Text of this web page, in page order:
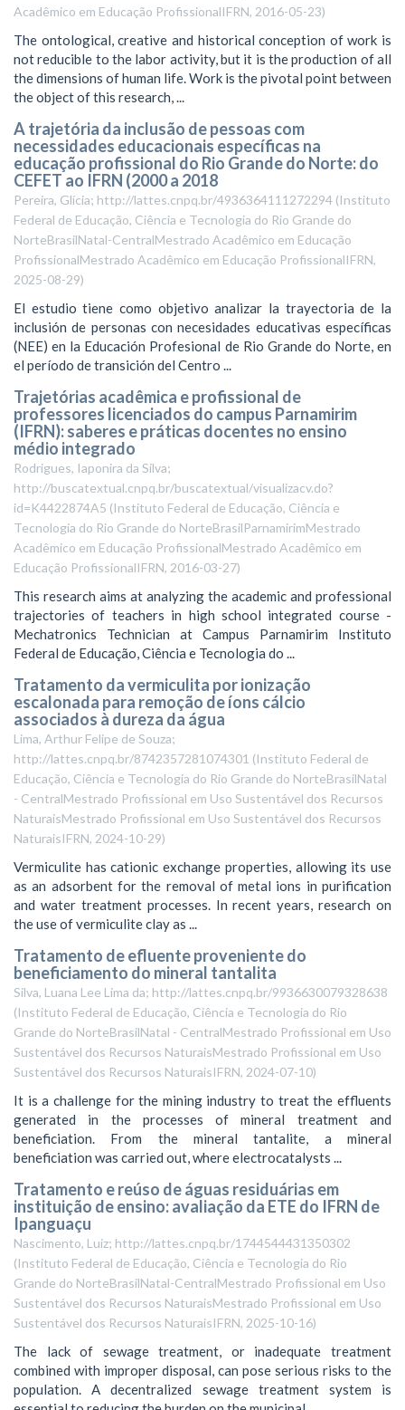
Acadêmico em Educação ProfissionalIFRN, 2016-05-23)
The ontological, creative and historical conception of work is
not reducible to the labor activity, but it is the production of all
the dimensions of human life. Work is the pivotal point between
the object of this research, ...
A trajetória da inclusão de pessoas com
necessidades educacionais específicas na
educação profissional do Rio Grande do Norte: do
CEFET ao IFRN (2000 a 2018
Pereira, Glícia; http://lattes.cnpq.br/4936364111272294 (Instituto
Federal de Educação, Ciência e Tecnologia do Rio Grande do
NorteBrasilNatal-CentralMestrado Acadêmico em Educação
ProfissionalMestrado Acadêmico em Educação ProfissionalIFRN,
2025-08-29)
El estudio tiene como objetivo analizar la trayectoria de la
inclusión de personas con necesidades educativas específicas
(NEE) en la Educación Profesional de Rio Grande do Norte, en
el período de transición del Centro ...
Trajetórias acadêmica e profissional de
professores licenciados do campus Parnamirim
(IFRN): saberes e práticas docentes no ensino
médio integrado
Rodrigues, Iaponira da Silva;
http://buscatextual.cnpq.br/buscatextual/visualizacv.do?
id=K4422874A5 (Instituto Federal de Educação, Ciência e
Tecnologia do Rio Grande do NorteBrasilParnamirimMestrado
Acadêmico em Educação ProfissionalMestrado Acadêmico em
Educação ProfissionalIFRN, 2016-03-27)
This research aims at analyzing the academic and professional
trajectories of teachers in high school integrated course -
Mechatronics Technician at Campus Parnamirim Instituto
Federal de Educação, Ciência e Tecnologia do ...
Tratamento da vermiculita por ionização
escalonada para remoção de íons cálcio
associados à dureza da água
Lima, Arthur Felipe de Souza;
http://lattes.cnpq.br/8742357281074301 (Instituto Federal de
Educação, Ciência e Tecnologia do Rio Grande do NorteBrasilNatal
- CentralMestrado Profissional em Uso Sustentável dos Recursos
NaturaisMestrado Profissional em Uso Sustentável dos Recursos
NaturaisIFRN, 2024-10-29)
Vermiculite has cationic exchange properties, allowing its use
as an adsorbent for the removal of metal ions in purification
and water treatment processes. In recent years, research on
the use of vermiculite clay as ...
Tratamento de efluente proveniente do
beneficiamento do mineral tantalita
Silva, Luana Lee Lima da; http://lattes.cnpq.br/9936630079328638
(Instituto Federal de Educação, Ciência e Tecnologia do Rio
Grande do NorteBrasilNatal - CentralMestrado Profissional em Uso
Sustentável dos Recursos NaturaisMestrado Profissional em Uso
Sustentável dos Recursos NaturaisIFRN, 2024-07-10)
It is a challenge for the mining industry to treat the effluents
generated in the processes of mineral treatment and
beneficiation. From the mineral tantalite, a mineral
beneficiation was carried out, where electrocatalysts ...
Tratamento e reúso de águas residuárias em
instituição de ensino: avaliação da ETE do IFRN de
Ipanguaçu
Nascimento, Luiz; http://lattes.cnpq.br/1744544431350302
(Instituto Federal de Educação, Ciência e Tecnologia do Rio
Grande do NorteBrasilNatal-CentralMestrado Profissional em Uso
Sustentável dos Recursos NaturaisMestrado Profissional em Uso
Sustentável dos Recursos NaturaisIFRN, 2025-10-16)
The lack of sewage treatment, or inadequate treatment
combined with improper disposal, can pose serious risks to the
population. A decentralized sewage treatment system is